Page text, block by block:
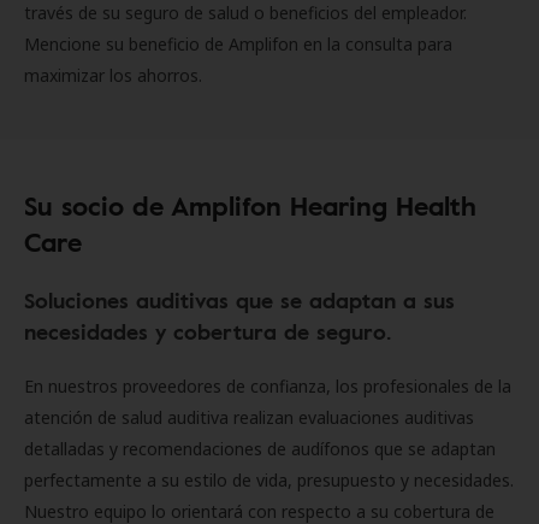
través de su seguro de salud o beneficios del empleador.
Mencione su beneficio de Amplifon en la consulta para
maximizar los ahorros.
Su socio de Amplifon Hearing Health
Care
Soluciones auditivas que se adaptan a sus
necesidades y cobertura de seguro.
En nuestros proveedores de confianza, los profesionales de la
atención de salud auditiva realizan evaluaciones auditivas
detalladas y recomendaciones de audífonos que se adaptan
perfectamente a su estilo de vida, presupuesto y necesidades.
Nuestro equipo lo orientará con respecto a su cobertura de